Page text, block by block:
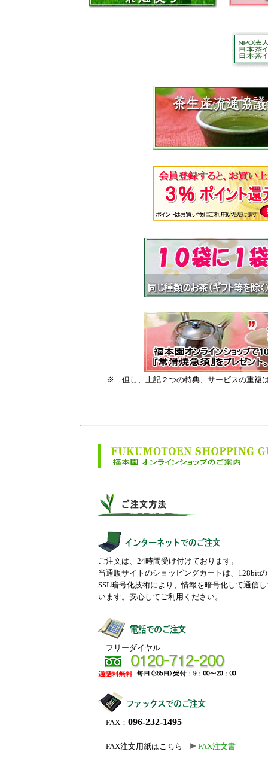
※ 但し、上記２つの特典、サービスの重複
ご注文は、24時間受け付けております。
当通販サイトのショッピングカートは、128bitの
SSL暗号化技術により、情報を暗号化して通信
います。安心してご利用ください。
フリーダイヤル
FAX： 096-232-1495
FAX注文用紙はこちら FAX注文書